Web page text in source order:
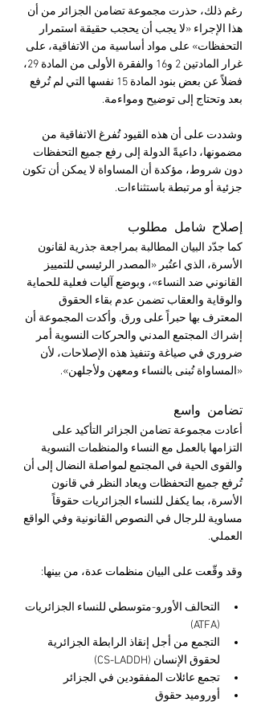
رغم ذلك، حذرت مجموعة تضامن الجزائر من أن
هذا الإجراء «لا يجب أن يحجب حقيقة استمرار
التحفظات» على مواد أساسية من الاتفاقية، على
غرار المادتين 2 و16 والفقرة الأولى من المادة 29،
فضلاً عن بعض بنود المادة 15 نفسها التي لم تُرفع
بعد وتحتاج إلى توضيح ومواءمة.
وشددت على أن هذه القيود تُفرغ الاتفاقية من
مضمونها، داعيةً الدولة إلى رفع جميع التحفظات
دون شروط، مؤكدة أن المساواة لا يمكن أن تكون
جزئية أو مرتبطة باستثناءات.
إصلاح شامل مطلوب
كما جدّد البيان المطالبة بمراجعة جذرية لقانون
الأسرة، الذي اعتُبر «المصدر الرئيسي للتمييز
القانوني ضد النساء»، وبوضع آليات فعلية للحماية
والوقاية والعقاب تضمن عدم بقاء الحقوق
المعترف بها حبراً على ورق. وأكدت المجموعة أن
إشراك المجتمع المدني والحركات النسوية أمر
ضروري في صياغة وتنفيذ هذه الإصلاحات، لأن
«المساواة تُبنى بالنساء ومعهن ولأجلهن».
تضامن واسع
أعادت مجموعة تضامن الجزائر التأكيد على
التزامها بالعمل مع النساء والمنظمات النسوية
والقوى الحية في المجتمع لمواصلة النضال إلى أن
تُرفع جميع التحفظات ويعاد النظر في قانون
الأسرة، بما يكفل للنساء الجزائريات حقوقاً
مساوية للرجال في النصوص القانونية وفي الواقع
العملي.
وقد وقّعت على البيان منظمات عدة، من بينها:
التحالف الأورو-متوسطي للنساء الجزائريات
(ATFA)
التجمع من أجل إنقاذ الرابطة الجزائرية
لحقوق الإنسان (CS-LADDH)
تجمع عائلات المفقودين في الجزائر
أوروميد حقوق